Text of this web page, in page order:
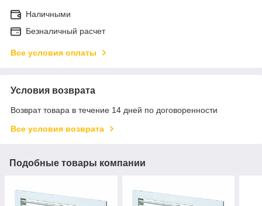
Наличными
Безналичный расчет
Все условия оплаты
Условия возврата
Возврат товара в течение 14 дней по договоренности
Все условия возврата
Подобные товары компании